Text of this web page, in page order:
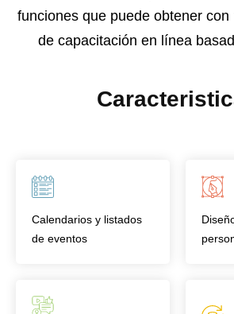
funciones que puede obtener
de capacitación en línea
Calendarios y listados
de eventos